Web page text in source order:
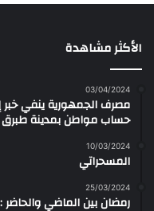
الأكثر مشاهدة
03/04/2024
مصرف الجمهورية ينفي خبر
حساب مواطن بمدينة طبرق
10/03/2024
المسحراتي
25/03/2024
رمضان بين الماضي